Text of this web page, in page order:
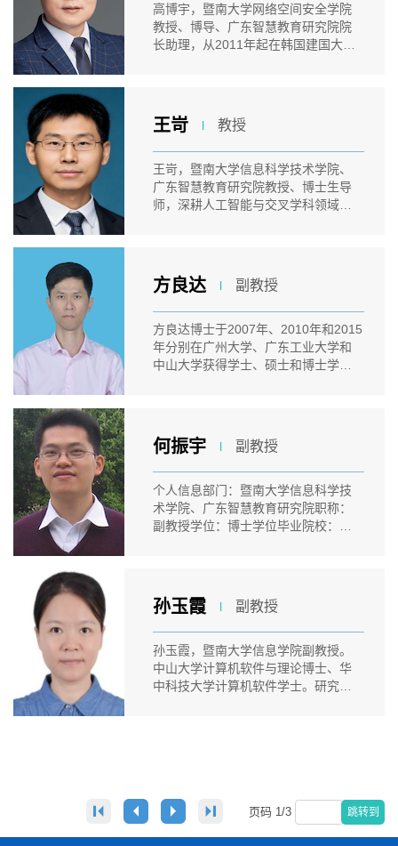
高博宇，暨南大学网络空间安全学院
教授、博导、广东智慧教育研究院院
长助理，从2011年起在韩国建国大学
王岢 l 教授
王岢，暨南大学信息科学技术学院、
广东智慧教育研究院教授、博士生导
师，深耕人工智能与交叉学科领域二
方良达 l 副教授
方良达博士于2007年、2010年和2015
年分别在广州大学、广东工业大学和
中山大学获得学士、硕士和博士学
何振宇 l 副教授
个人信息部门：暨南大学信息科学技
术学院、广东智慧教育研究院职称：
副教授学位：博士学位毕业院校：华
孙玉霞 l 副教授
孙玉霞，暨南大学信息学院副教授。
中山大学计算机软件与理论博士、华
中科技大学计算机软件学士。研究方
页码 1 /3 跳转到